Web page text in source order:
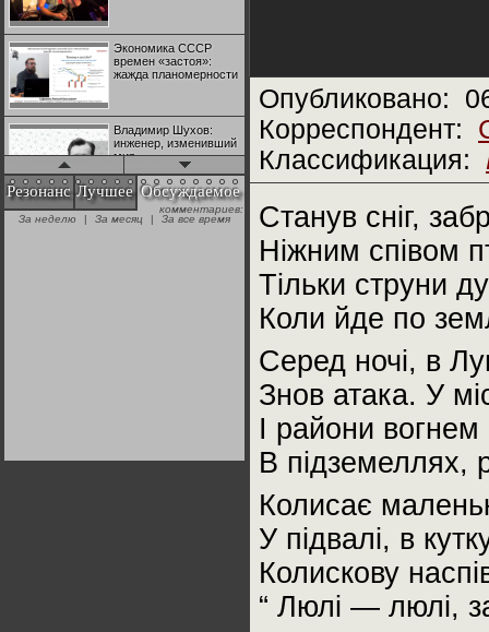
Экономика СССР
времен «застоя»:
жажда планомерности
Владимир Шухов:
инженер, изменивший
мир
"Аркадий Коц" на
эгалите-фесте "Не
Резонанс Лучшее Обсуждаемое
комментариев:
За неделю
| За месяц | За все время
Опубликовано:
Корреспондент:
Классификация:
Станув сніг,
Ніжним співом
Тільки струни
Коли йде по
Серед ночі, в
Знов атака. У
І райони
В підземеллях,
Колисає
У підвалі, в
Колискову
“ Люлі — люлі,